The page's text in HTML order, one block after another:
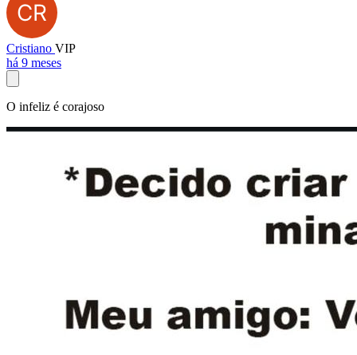
Cristiano VIP
há 9 meses
O infeliz é corajoso